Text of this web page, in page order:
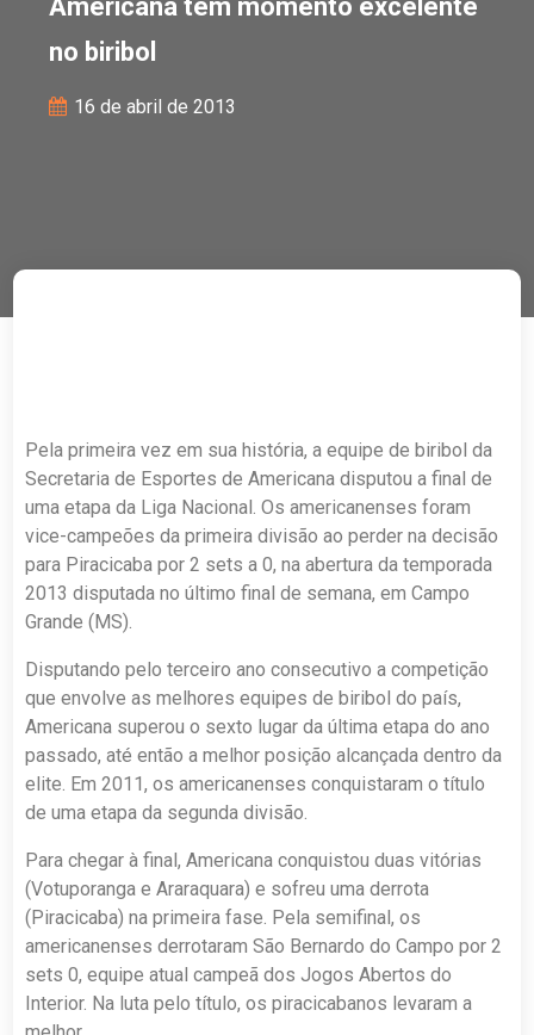
Americana tem momento excelente
no biribol
16 de abril de 2013
Pela primeira vez em sua história, a equipe de biribol da
Secretaria de Esportes de Americana disputou a final de
uma etapa da Liga Nacional. Os americanenses foram
vice-campeões da primeira divisão ao perder na decisão
para Piracicaba por 2 sets a 0, na abertura da temporada
2013 disputada no último final de semana, em Campo
Grande (MS).
Disputando pelo terceiro ano consecutivo a competição
que envolve as melhores equipes de biribol do país,
Americana superou o sexto lugar da última etapa do ano
passado, até então a melhor posição alcançada dentro da
elite. Em 2011, os americanenses conquistaram o título
de uma etapa da segunda divisão.
Para chegar à final, Americana conquistou duas vitórias
(Votuporanga e Araraquara) e sofreu uma derrota
(Piracicaba) na primeira fase. Pela semifinal, os
americanenses derrotaram São Bernardo do Campo por 2
sets 0, equipe atual campeã dos Jogos Abertos do
Interior. Na luta pelo título, os piracicabanos levaram a